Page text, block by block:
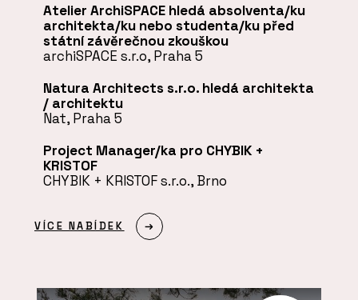
Atelier ArchiSPACE hledá absolventa/ku
architekta/ku nebo studenta/ku před
státní závěrečnou zkouškou
archiSPACE s.r.o, Praha 5
Natura Architects s.r.o. hledá architekta
/ architektu
Nat, Praha 5
Project Manager/ka pro CHYBIK +
KRISTOF
CHYBIK + KRISTOF s.r.o., Brno
VÍCE NABÍDEK